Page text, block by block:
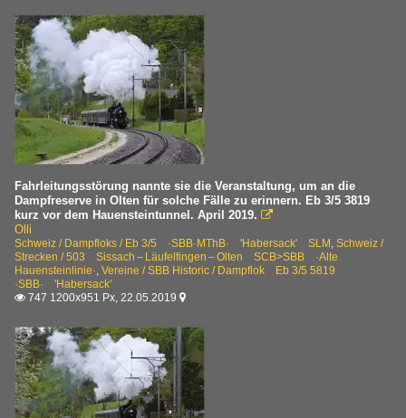
Fahrleitungsstörung nannte sie die Veranstaltung, um an die
Dampfreserve in Olten für solche Fälle zu erinnern. Eb 3/5 3819
kurz vor dem Hauensteintunnel. April 2019. 
Olli
Schweiz / Dampfloks / Eb 3/5 ·SBB·MThB· 'Habersack' SLM Schweiz /
Strecken / 503 Sissach – Läufelfingen – Olten SCB>SBB ·Alte
Hauensteinlinie· Vereine / SBB Historic / Dampflok Eb 3/5 5819
·SBB· 'Habersack'
 747 1200x951 Px, 22.05.2019 